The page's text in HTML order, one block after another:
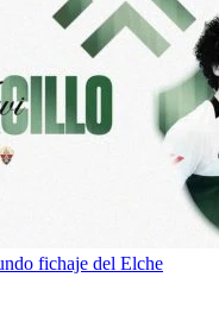
fichaje del Elche